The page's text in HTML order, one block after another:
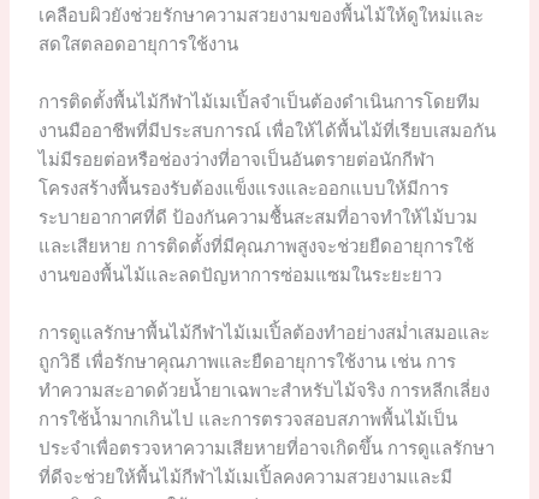
เคลือบผิวยังช่วยรักษาความสวยงามของพื้นไม้ให้ดูใหม่และ
สดใสตลอดอายุการใช้งาน
การติดตั้งพื้นไม้กีฬาไม้เมเปิ้ลจำเป็นต้องดำเนินการโดยทีม
งานมืออาชีพที่มีประสบการณ์ เพื่อให้ได้พื้นไม้ที่เรียบเสมอกัน
ไม่มีรอยต่อหรือช่องว่างที่อาจเป็นอันตรายต่อนักกีฬา
โครงสร้างพื้นรองรับต้องแข็งแรงและออกแบบให้มีการ
ระบายอากาศที่ดี ป้องกันความชื้นสะสมที่อาจทำให้ไม้บวม
และเสียหาย การติดตั้งที่มีคุณภาพสูงจะช่วยยืดอายุการใช้
งานของพื้นไม้และลดปัญหาการซ่อมแซมในระยะยาว
การดูแลรักษาพื้นไม้กีฬาไม้เมเปิ้ลต้องทำอย่างสม่ำเสมอและ
ถูกวิธี เพื่อรักษาคุณภาพและยืดอายุการใช้งาน เช่น การ
ทำความสะอาดด้วยน้ำยาเฉพาะสำหรับไม้จริง การหลีกเลี่ยง
การใช้น้ำมากเกินไป และการตรวจสอบสภาพพื้นไม้เป็น
ประจำเพื่อตรวจหาความเสียหายที่อาจเกิดขึ้น การดูแลรักษา
ที่ดีจะช่วยให้พื้นไม้กีฬาไม้เมเปิ้ลคงความสวยงามและมี